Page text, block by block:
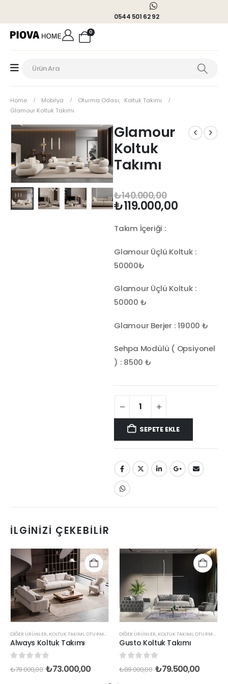
0544 501 62 92
0
Home Mobilya Oturma Odası, Koltuk Takımı
Glamour Koltuk Takımı
Glamour
Koltuk
Takımı
₺140.000,00
₺119.000,00
Takım İçeriği :
Glamour Üçlü Koltuk :
50000₺
Glamour Üçlü Koltuk :
50000 ₺
Glamour Berjer : 19000 ₺
Sehpa Modülü ( Opsiyonel
) : 8500 ₺
SEPETE EKLE
İLGINIZI ÇEKEBILIR
DIĞER ÜRÜNLER, KOLTUK TAKIMI,OTURMA ODASI
Always Koltuk Takımı
out of 5
₺79.000,00 ₺73.000,00
DIĞER ÜRÜNLER, KOLTUK TAKIMI,OTURMA ODASI
Gusto Koltuk Takımı
out of 5
₺89.000,00 ₺79.500,00